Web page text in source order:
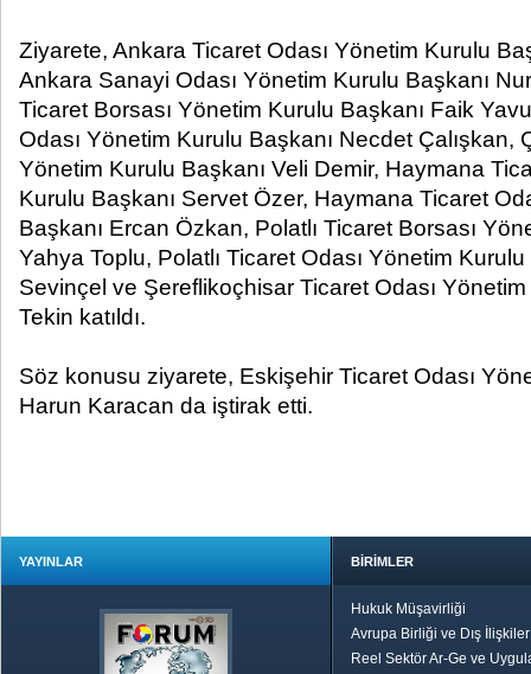
Ziyarete, Ankara Ticaret Odası Yönetim Kurulu
Ankara Sanayi Odası Yönetim Kurulu Başkanı
Ticaret Borsası Yönetim Kurulu Başkanı Faik
Odası Yönetim Kurulu Başkanı Necdet Çalışkan,
Yönetim Kurulu Başkanı Veli Demir, Haymana
Kurulu Başkanı Servet Özer, Haymana Ticaret
Başkanı Ercan Özkan, Polatlı Ticaret Borsası
Yahya Toplu, Polatlı Ticaret Odası Yönetim
Sevinçel ve Şereflikoçhisar Ticaret Odası
Tekin katıldı.
Söz konusu ziyarete, Eskişehir Ticaret Odası
Harun Karacan da iştirak etti.
YAYINLAR BİRİMLER
Hukuk Müşavirliği
Avrupa Birliği ve Dış
Reel Sektör Ar-Ge ve